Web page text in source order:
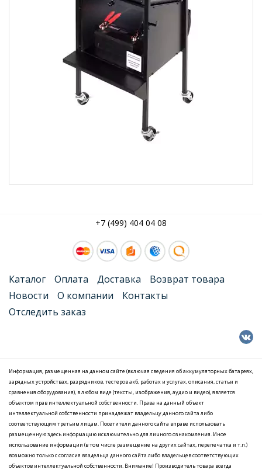
+7 (499) 404 04 08
Каталог Оплата Доставка
Возврат товара
Новости
О компании
Контакты
Отследить заказ
Информация, размещенная на данном сайте (включая сведения об аккумуляторных батареях,
зарядных устройствах, разрядников, тестеров акб, работах и услугах, описания, статьи и
сравнения оборудования), в любом виде (тексты, изображения, аудио и видео), является
объектом прав интеллектуальной собственности. Права на данный объект
интеллектуальной собственности принадлежат владельцу данного сайта либо
соответствующим третьим лицам. Посетители данного сайта вправе использовать
размещенную здесь информацию исключительно для личного ознакомления. Иное
использование информации (в том числе размещение на других сайтах, перепечатка и т.п.)
возможно только с согласия владельца данного сайта либо владельцев соответствующих
объектов интеллектуальной собственности. Внимание! Производитель товара всегда